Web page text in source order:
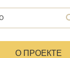
О ПРОЕКТЕ